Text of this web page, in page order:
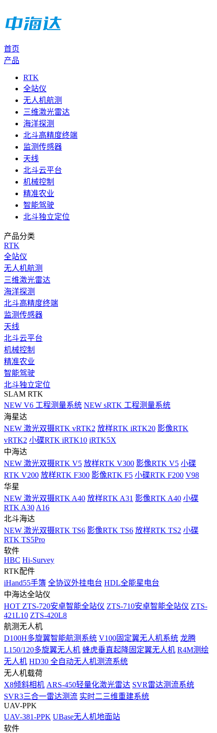
首页
产品
RTK
全站仪
无人机航测
三维激光雷达
海洋探测
北斗高精度终端
监测传感器
天线
北斗云平台
机械控制
精准农业
智能驾驶
北斗独立定位
产品分类
RTK
全站仪
无人机航测
三维激光雷达
海洋探测
北斗高精度终端
监测传感器
天线
北斗云平台
机械控制
精准农业
智能驾驶
北斗独立定位
SLAM RTK
NEW V6 工程测量系统 NEW sRTK 工程测量系统
海星达
NEW 激光双摄RTK vRTK2 放样RTK iRTK20 影像RTK
vRTK2 小碟RTK iRTK10 iRTK5X
中海达
NEW 激光双摄RTK V5 放样RTK V300 影像RTK V5 小碟
RTK V200 放样RTK F300 影像RTK F5 小碟RTK F200 V98
华星
NEW 激光双摄RTK A40 放样RTK A31 影像RTK A40 小碟
RTK A30 A16
北斗海达
NEW 激光双摄RTK TS6 影像RTK TS6 放样RTK TS2 小碟
RTK TS5Pro
软件
HBC Hi-Survey
RTK配件
iHand55手簿 全协议外挂电台 HDL全能星电台
中海达全站仪
HOT ZTS-720安卓智能全站仪 ZTS-710安卓智能全站仪 ZTS-
421L10 ZTS-420L8
航测无人机
D100H多旋翼智能航测系统 V100固定翼无人机系统 龙腾
L150/120多旋翼无人机 蜂虎垂直起降固定翼无人机 R4M测绘
无人机 HD30 全自动无人机测流系统
无人机载荷
X8倾斜相机 ARS-450轻量化激光雷达 SVR雷达测流系统
SVR3三合一雷达测流 实时二三维重建系统
UAV-PPK
UAV-381-PPK UBase无人机地面站
软件